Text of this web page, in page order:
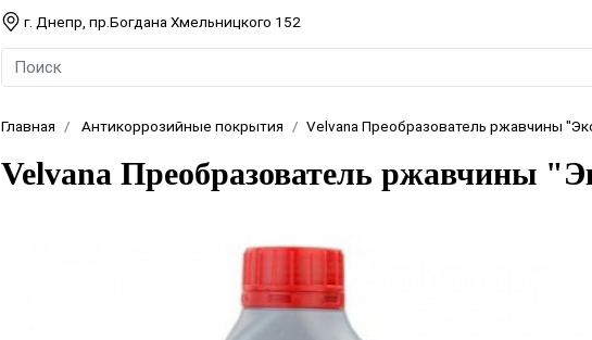
г. Днепр, пр.Богдана Хмельницкого 152
Главная Антикоррозийные покрытия Velvana Преобразователь ржавчины
Velvana Преобразователь ржавчины